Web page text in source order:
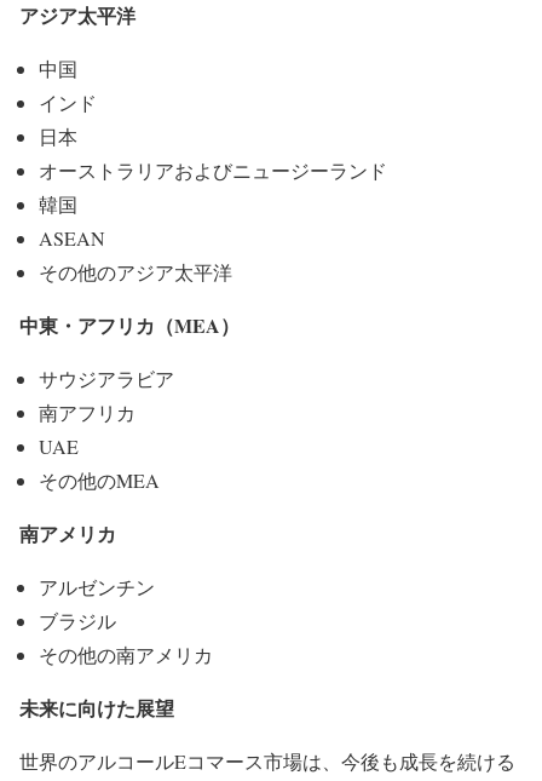
アジア太平洋
中国
インド
日本
オーストラリアおよびニュージーランド
韓国
ASEAN
その他のアジア太平洋
中東・アフリカ（MEA）
サウジアラビア
南アフリカ
UAE
その他のMEA
南アメリカ
アルゼンチン
ブラジル
その他の南アメリカ
未来に向けた展望
世界のアルコールEコマース市場は、今後も成長を続ける